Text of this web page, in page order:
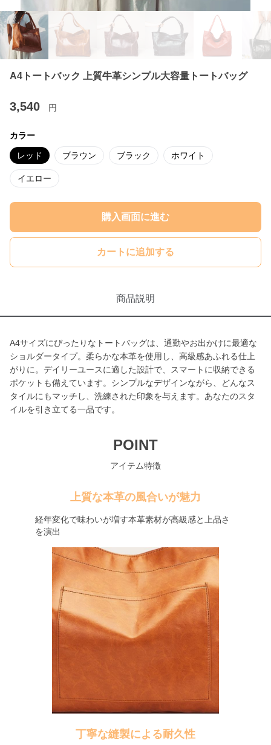
A4トートバック 上質牛革シンプル大容量トートバッグ
3,540 円
カラー
レッド ブラウン ブラック ホワイト
イエロー
購入画面に進む
カートに追加する
商品説明
A4サイズにぴったりなトートバッグは、通勤やお出かけに最適な
ショルダータイプ。柔らかな本革を使用し、高級感あふれる仕上
がりに。デイリーユースに適した設計で、スマートに収納できる
ポケットも備えています。シンプルなデザインながら、どんなス
タイルにもマッチし、洗練された印象を与えます。あなたのスタ
イルを引き立てる一品です。
POINT
アイテム特徴
上質な本革の風合いが魅力
経年変化で味わいが増す本革素材が高級感と上品さ
を演出
丁寧な縫製による耐久性